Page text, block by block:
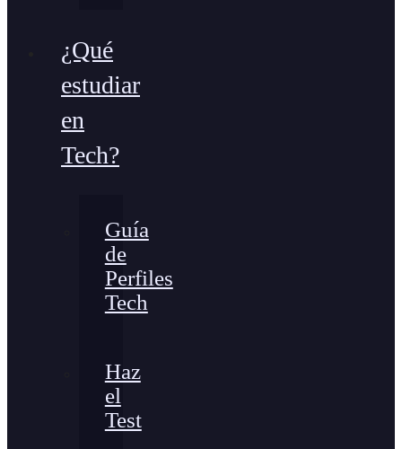
¿Qué
estudiar
en
Tech?
Guía
de
Perfiles
Tech
Haz
el
Test